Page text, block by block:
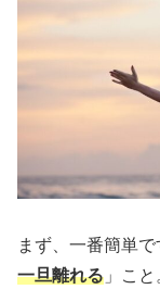
まず、一番簡単
一旦離れる 」こと